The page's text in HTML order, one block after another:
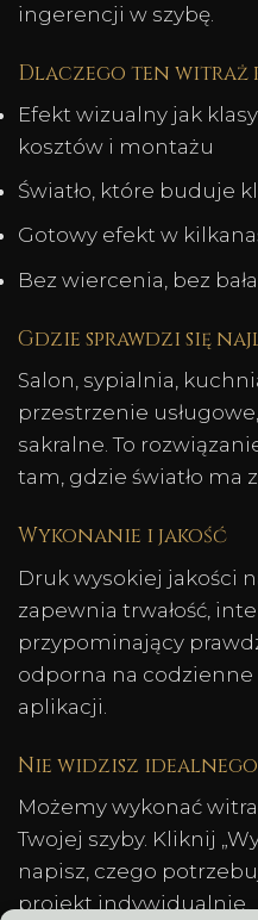
ingerencji w szybę.
Dlaczego ten witraż
Efekt wizualny jak
kosztów i montażu
Światło, które buduje
Gotowy efekt w
Bez wiercenia, bez
Gdzie sprawdzi się
Salon, sypialnia,
przestrzenie
sakralne. To
tam, gdzie światło ma
Wykonanie i jakość
Druk wysokiej jakości
zapewnia trwałość,
przypominający
odporna na codzienne
aplikacji.
Nie widzisz
Możemy wykonać
Twojej szyby. Kliknij
napisz, czego
projekt indywidualnie.